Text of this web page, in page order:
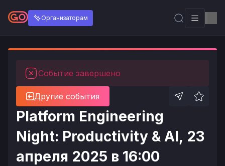
Организаторам
Событие завершено
Другие события
Platform Engineering
Night: Productivity & AI, 23
апреля 2025 в 16:00